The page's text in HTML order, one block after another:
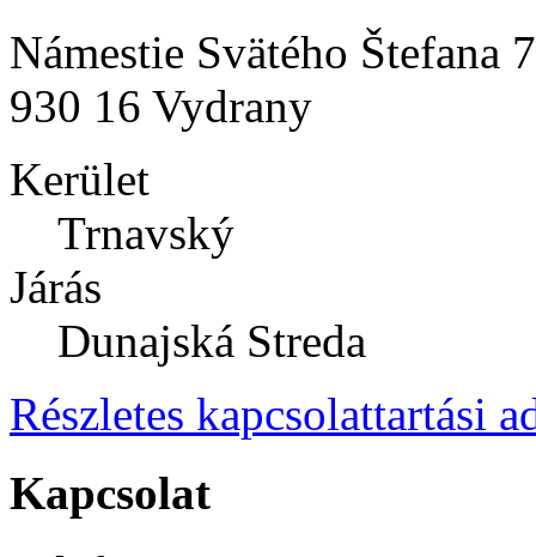
Námestie Svätého Štefana
930 16 Vydrany
Kerület
Trnavský
Járás
Dunajská Streda
Részletes kapcsolattartási
Kapcsolat